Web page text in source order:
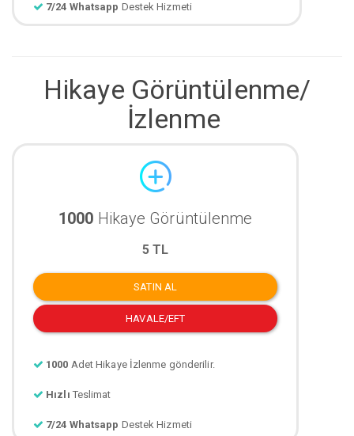
7/24 Whatsapp Destek Hizmeti
Hikaye Görüntülenme/
İzlenme
1000 Hikaye Görüntülenme
5 TL
SATIN AL
HAVALE/EFT
1000 Adet Hikaye İzlenme gönderilir.
Hızlı Teslimat
7/24 Whatsapp Destek Hizmeti